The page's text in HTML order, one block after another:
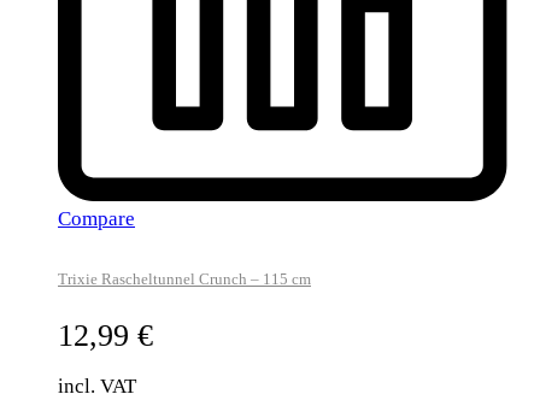
Compare
Trixie Rascheltunnel Crunch – 115 cm
12,99 €
incl. VAT